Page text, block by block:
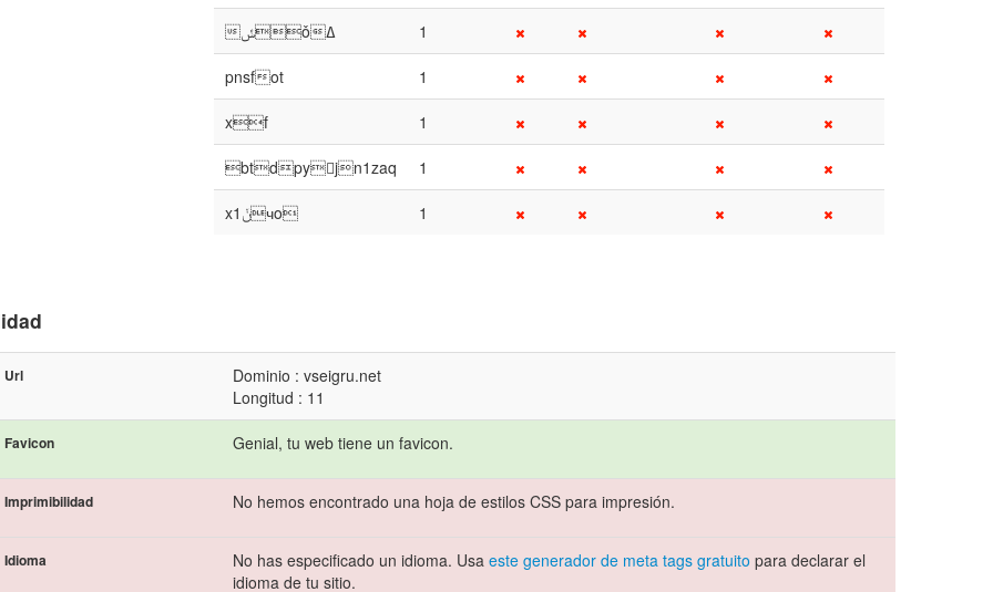
ݽǒߡ
1
pnsfot 1
xf 1
btdpy􀐉jn1zaq 1
x1ݩчo 1
Url
Dominio : vseigru.net
Longitud : 11
Favicon Genial, tu web tiene un favicon.
Imprimibilidad No hemos encontrado una hoja de estilos CSS para impresión.
Idioma No has especificado un idioma. Usa este generador de meta tags gratuito para declarar el
idioma de tu sitio.